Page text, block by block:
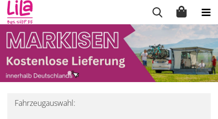
Fahrzeugauswahl: